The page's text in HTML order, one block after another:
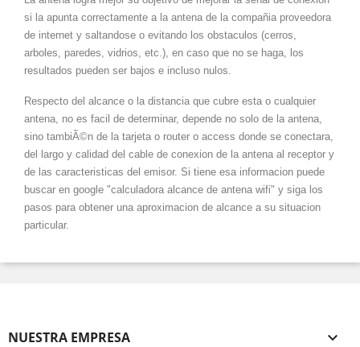
si la apunta correctamente a la antena de la compañia proveedora
de internet y saltandose o evitando los obstaculos (cerros,
arboles, paredes, vidrios, etc.), en caso que no se haga, los
resultados pueden ser bajos e incluso nulos.
Respecto del alcance o la distancia que cubre esta o cualquier
antena, no es facil de determinar, depende no solo de la antena,
sino tambiÃ©n de la tarjeta o router o access donde se conectara,
del largo y calidad del cable de conexion de la antena al receptor y
de las caracteristicas del emisor. Si tiene esa informacion puede
buscar en google "calculadora alcance de antena wifi" y siga los
pasos para obtener una aproximacion de alcance a su situacion
particular.
NUESTRA EMPRESA 